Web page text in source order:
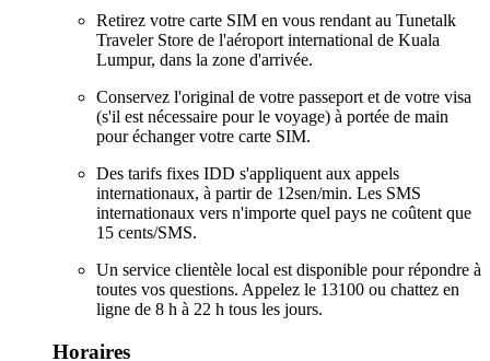
Retirez votre carte SIM en vous rendant au Tunetalk
Traveler Store de l'aéroport international de Kuala
Lumpur, dans la zone d'arrivée.
Conservez l'original de votre passeport et de votre visa
(s'il est nécessaire pour le voyage) à portée de main
pour échanger votre carte SIM.
Des tarifs fixes IDD s'appliquent aux appels
internationaux, à partir de 12sen/min. Les SMS
internationaux vers n'importe quel pays ne coûtent que
15 cents/SMS.
Un service clientèle local est disponible pour répondre à
toutes vos questions. Appelez le 13100 ou chattez en
ligne de 8 h à 22 h tous les jours.
Horaires